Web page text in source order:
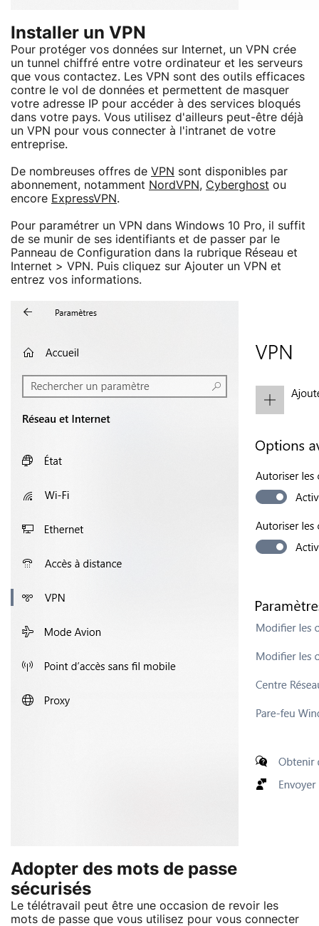
Installer un VPN
Pour protéger vos données sur Internet, un VPN crée
un tunnel chiffré entre votre ordinateur et les serveurs
que vous contactez. Les VPN sont des outils efficaces
contre le vol de données et permettent de masquer
votre adresse IP pour accéder à des services bloqués
dans votre pays. Vous utilisez d'ailleurs peut-être déjà
un VPN pour vous connecter à l'intranet de votre
entreprise.
De nombreuses offres de VPN sont disponibles par
abonnement, notamment NordVPN, Cyberghost ou
encore ExpressVPN.
Pour paramétrer un VPN dans Windows 10 Pro, il suffit
de se munir de ses identifiants et de passer par le
Panneau de Configuration dans la rubrique Réseau et
Internet > VPN. Puis cliquez sur Ajouter un VPN et
entrez vos informations.
Adopter des mots de passe
sécurisés
Le télétravail peut être une occasion de revoir les
mots de passe que vous utilisez pour vous connecter